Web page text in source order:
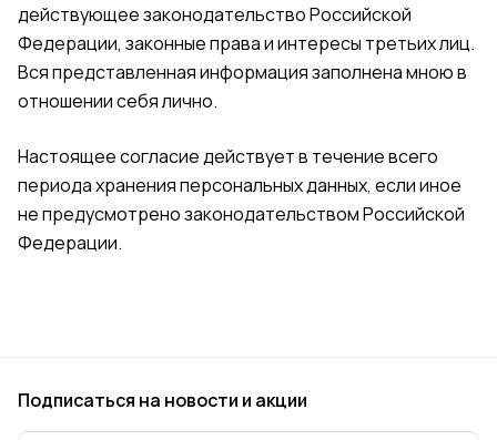
действующее законодательство Российской
Федерации, законные права и интересы третьих лиц.
Вся представленная информация заполнена мною в
отношении себя лично.
Настоящее согласие действует в течение всего
периода хранения персональных данных, если иное
не предусмотрено законодательством Российской
Федерации.
Подписаться на новости и акции